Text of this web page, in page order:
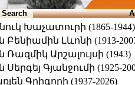
Search
Խաչատուրի (1865-1944)
Լևոնի (1913-
Արշալույսի (1943)
Գյանջումի (1925-
Գրիգորի (1937-2026)